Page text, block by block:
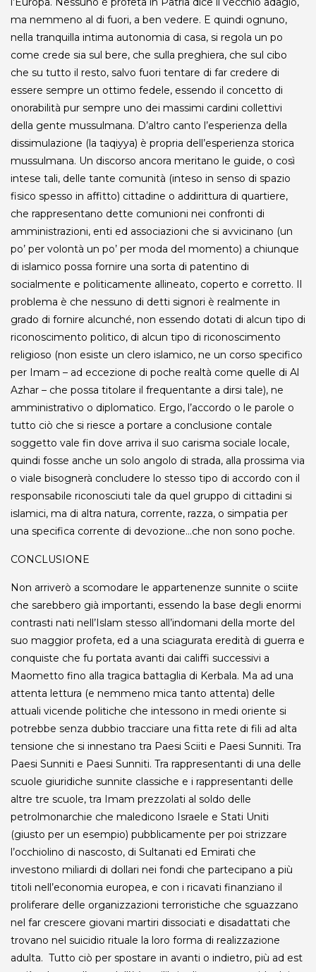
ma nemmeno al di fuori, a ben vedere. E quindi ognuno,
nella tranquilla intima autonomia di casa, si regola un po
come crede sia sul bere, che sulla preghiera, che sul cibo
che su tutto il resto, salvo fuori tentare di far credere di
essere sempre un ottimo fedele, essendo il concetto di
onorabilità pur sempre uno dei massimi cardini collettivi
della gente mussulmana. D’altro canto l’esperienza della
dissimulazione (la taqiyya) è propria dell’esperienza storica
mussulmana. Un discorso ancora meritano le guide, o così
intese tali, delle tante comunità (inteso in senso di spazio
fisico spesso in affitto) cittadine o addirittura di quartiere,
che rappresentano dette comunioni nei confronti di
amministrazioni, enti ed associazioni che si avvicinano (un
po’ per volontà un po’ per moda del momento) a chiunque
di islamico possa fornire una sorta di patentino di
socialmente e politicamente allineato, coperto e corretto. Il
problema è che nessuno di detti signori è realmente in
grado di fornire alcunché, non essendo dotati di alcun tipo di
riconoscimento politico, di alcun tipo di riconoscimento
religioso (non esiste un clero islamico, ne un corso specifico
per Imam – ad eccezione di poche realtà come quelle di Al
Azhar – che possa titolare il frequentante a dirsi tale), ne
amministrativo o diplomatico. Ergo, l’accordo o le parole o
tutto ciò che si riesce a portare a conclusione contale
soggetto vale fin dove arriva il suo carisma sociale locale,
quindi fosse anche un solo angolo di strada, alla prossima via
o viale bisognerà concludere lo stesso tipo di accordo con il
responsabile riconosciuti tale da quel gruppo di cittadini si
islamici, ma di altra natura, corrente, razza, o simpatia per
una specifica corrente di devozione…che non sono poche.
CONCLUSIONE
Non arriverò a scomodare le appartenenze sunnite o sciite
che sarebbero già importanti, essendo la base degli enormi
contrasti nati nell’Islam stesso all’indomani della morte del
suo maggior profeta, ed a una sciagurata eredità di guerra e
conquiste che fu portata avanti dai califfi successivi a
Maometto fino alla tragica battaglia di Kerbala. Ma ad una
attenta lettura (e nemmeno mica tanto attenta) delle
attuali vicende politiche che intessono in medi oriente si
potrebbe senza dubbio tracciare una fitta rete di fili ad alta
tensione che si innestano tra Paesi Sciiti e Paesi Sunniti. Tra
Paesi Sunniti e Paesi Sunniti. Tra rappresentanti di una delle
scuole giuridiche sunnite classiche e i rappresentanti delle
altre tre scuole, tra Imam prezzolati al soldo delle
petrolmonarchie che maledicono Israele e Stati Uniti
(giusto per un esempio) pubblicamente per poi strizzare
l’occhiolino di nascosto, di Sultanati ed Emirati che
investono miliardi di dollari nei fondi che partecipano a più
titoli nell’economia europea, e con i ricavati finanziano il
proliferare delle organizzazioni terroristiche che sguazzano
nel far crescere giovani martiri dissociati e disadattati che
trovano nel suicidio rituale la loro forma di realizzazione
adulta. Tutto ciò per spostare in avanti o indietro, più ad est